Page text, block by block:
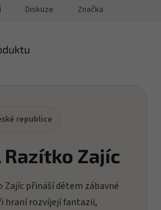
Diskuze Značka
republice
Razítko Zajíc
Zajíc přináší dětem zábavné
hraní rozvíjejí fantazii,